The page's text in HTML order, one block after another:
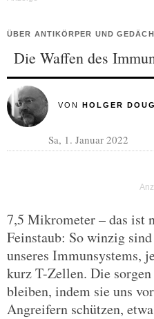
ÜBER ANTIKÖRPER UND
Die Waffen des
VON HOLGER
Sa, 1. Januar 2022
7,5 Mikrometer – das ist
Feinstaub: So winzig
unseres Immunsystems,
kurz T-Zellen. Die
bleiben, indem sie uns
Angreifern schützen,